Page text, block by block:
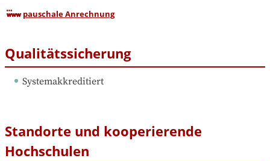
pauschale Anrechnung
Qualitätssicherung
Systemakkreditiert
Standorte und kooperierende
Hochschulen